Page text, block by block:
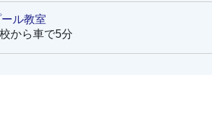
ル教室
から車で5分